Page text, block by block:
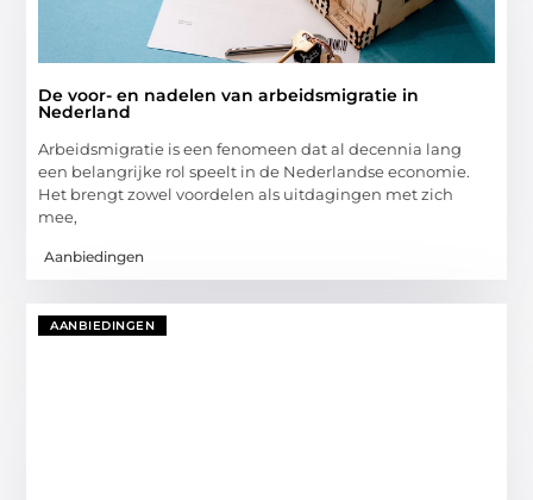
De voor- en nadelen van arbeidsmigratie in
Nederland
Arbeidsmigratie is een fenomeen dat al decennia lang
een belangrijke rol speelt in de Nederlandse economie.
Het brengt zowel voordelen als uitdagingen met zich
mee,
Aanbiedingen
AANBIEDINGEN